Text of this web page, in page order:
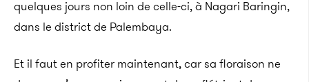
quelques jours non loin de celle-ci, à Nagari Baringin,
dans le district de Palembaya.
Et il faut en profiter maintenant, car sa floraison ne